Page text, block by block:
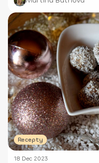
Recepty
18 Dec 2023